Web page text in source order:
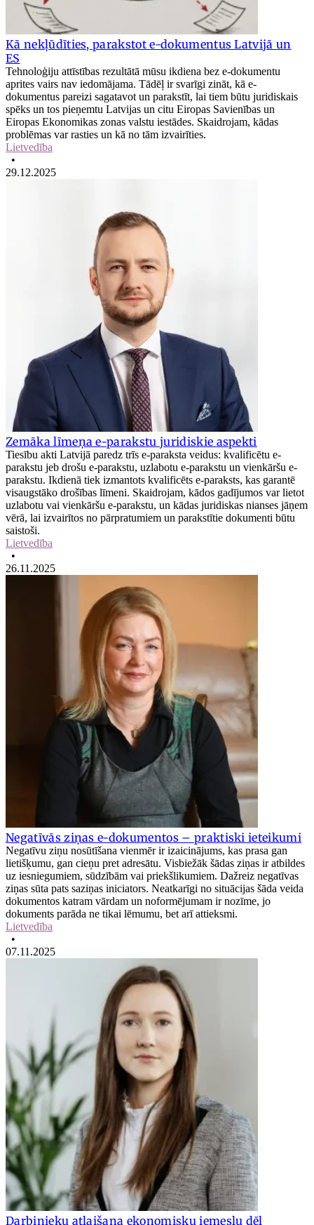
Kā nekļūdīties, parakstot e-dokumentus Latvijā un
ES
Tehnoloģiju attīstības rezultātā mūsu ikdiena bez e-dokumentu
aprites vairs nav iedomājama. Tādēļ ir svarīgi zināt, kā e-
dokumentus pareizi sagatavot un parakstīt, lai tiem būtu juridiskais
spēks un tos pieņemtu Latvijas un citu Eiropas Savienības un
Eiropas Ekonomikas zonas valstu iestādes. Skaidrojam, kādas
problēmas var rasties un kā no tām izvairīties.
Lietvedība
•
29.12.2025
Zemāka līmeņa e-parakstu juridiskie aspekti
Tiesību akti Latvijā paredz trīs e-paraksta veidus: kvalificētu e-
parakstu jeb drošu e-parakstu, uzlabotu e-parakstu un vienkāršu e-
parakstu. Ikdienā tiek izmantots kvalificēts e-paraksts, kas garantē
visaugstāko drošības līmeni. Skaidrojam, kādos gadījumos var lietot
uzlabotu vai vienkāršu e-parakstu, un kādas juridiskas nianses jāņem
vērā, lai izvairītos no pārpratumiem un parakstītie dokumenti būtu
saistoši.
Lietvedība
•
26.11.2025
Negatīvās ziņas e-dokumentos – praktiski ieteikumi
Negatīvu ziņu nosūtīšana vienmēr ir izaicinājums, kas prasa gan
lietišķumu, gan cieņu pret adresātu. Visbiežāk šādas ziņas ir atbildes
uz iesniegumiem, sūdzībām vai priekšlikumiem. Dažreiz negatīvas
ziņas sūta pats saziņas iniciators. Neatkarīgi no situācijas šāda veida
dokumentos katram vārdam un noformējumam ir nozīme, jo
dokuments parāda ne tikai lēmumu, bet arī attieksmi.
Lietvedība
•
07.11.2025
Darbinieku atlaišana ekonomisku iemeslu dēļ